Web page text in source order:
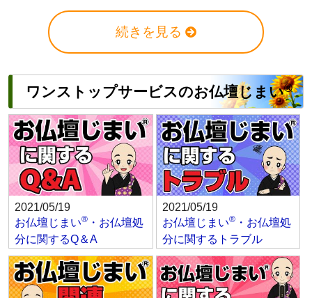
続きを見る
ワンストップサービスのお仏壇じまい®
2021/05/19
お仏壇じまい® ・お仏壇処
分に関するQ＆A
2021/05/19
お仏壇じまい®・お仏壇処
分に関するトラブル